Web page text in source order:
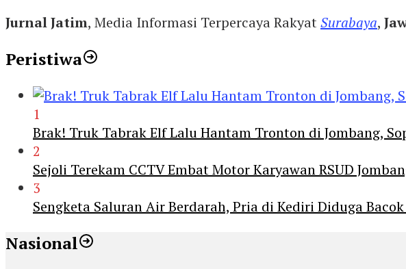
Jurnal Jatim, Media Informasi Terpercaya RakyatSurabaya,
Peristiwa
1
Brak! Truk Tabrak Elf Lalu Hantam Tronton di Jombang,
2
Sejoli Terekam CCTV Embat Motor Karyawan RSUD
3
Sengketa Saluran Air Berdarah, Pria di Kediri Diduga
Nasional